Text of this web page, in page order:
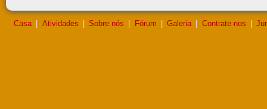
Casa | Atividades | Sobre nós | Fórum | Galeria | Contrate-nos |